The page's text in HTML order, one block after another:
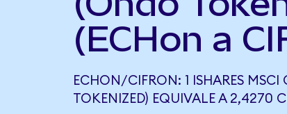
(ECHon a
ECHON/CIFRON: 1 ISHARES MSCI
TOKENIZED) EQUIVALE A 2,4270